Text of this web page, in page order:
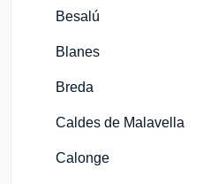
Besalú
Blanes
Breda
Caldes de Malavella
Calonge